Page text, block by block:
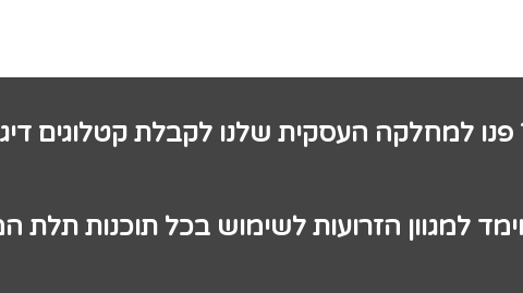
למחלקה העסקית שלנו לקבלת קטלוגים
למגוון הזרועות לשימוש בכל תוכנות תלת